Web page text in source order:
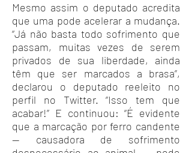
Mesmo assim o deputado acredita
que uma pode acelerar a mudança.
“Já não basta todo sofrimento que
passam, muitas vezes de serem
privados de sua liberdade, ainda
têm que ser marcados a brasa”,
declarou o deputado reeleito no
perfil no Twitter. “Isso tem que
acabar!” E continuou: “É evidente
que a marcação por ferro candente
— causadora de sofrimento